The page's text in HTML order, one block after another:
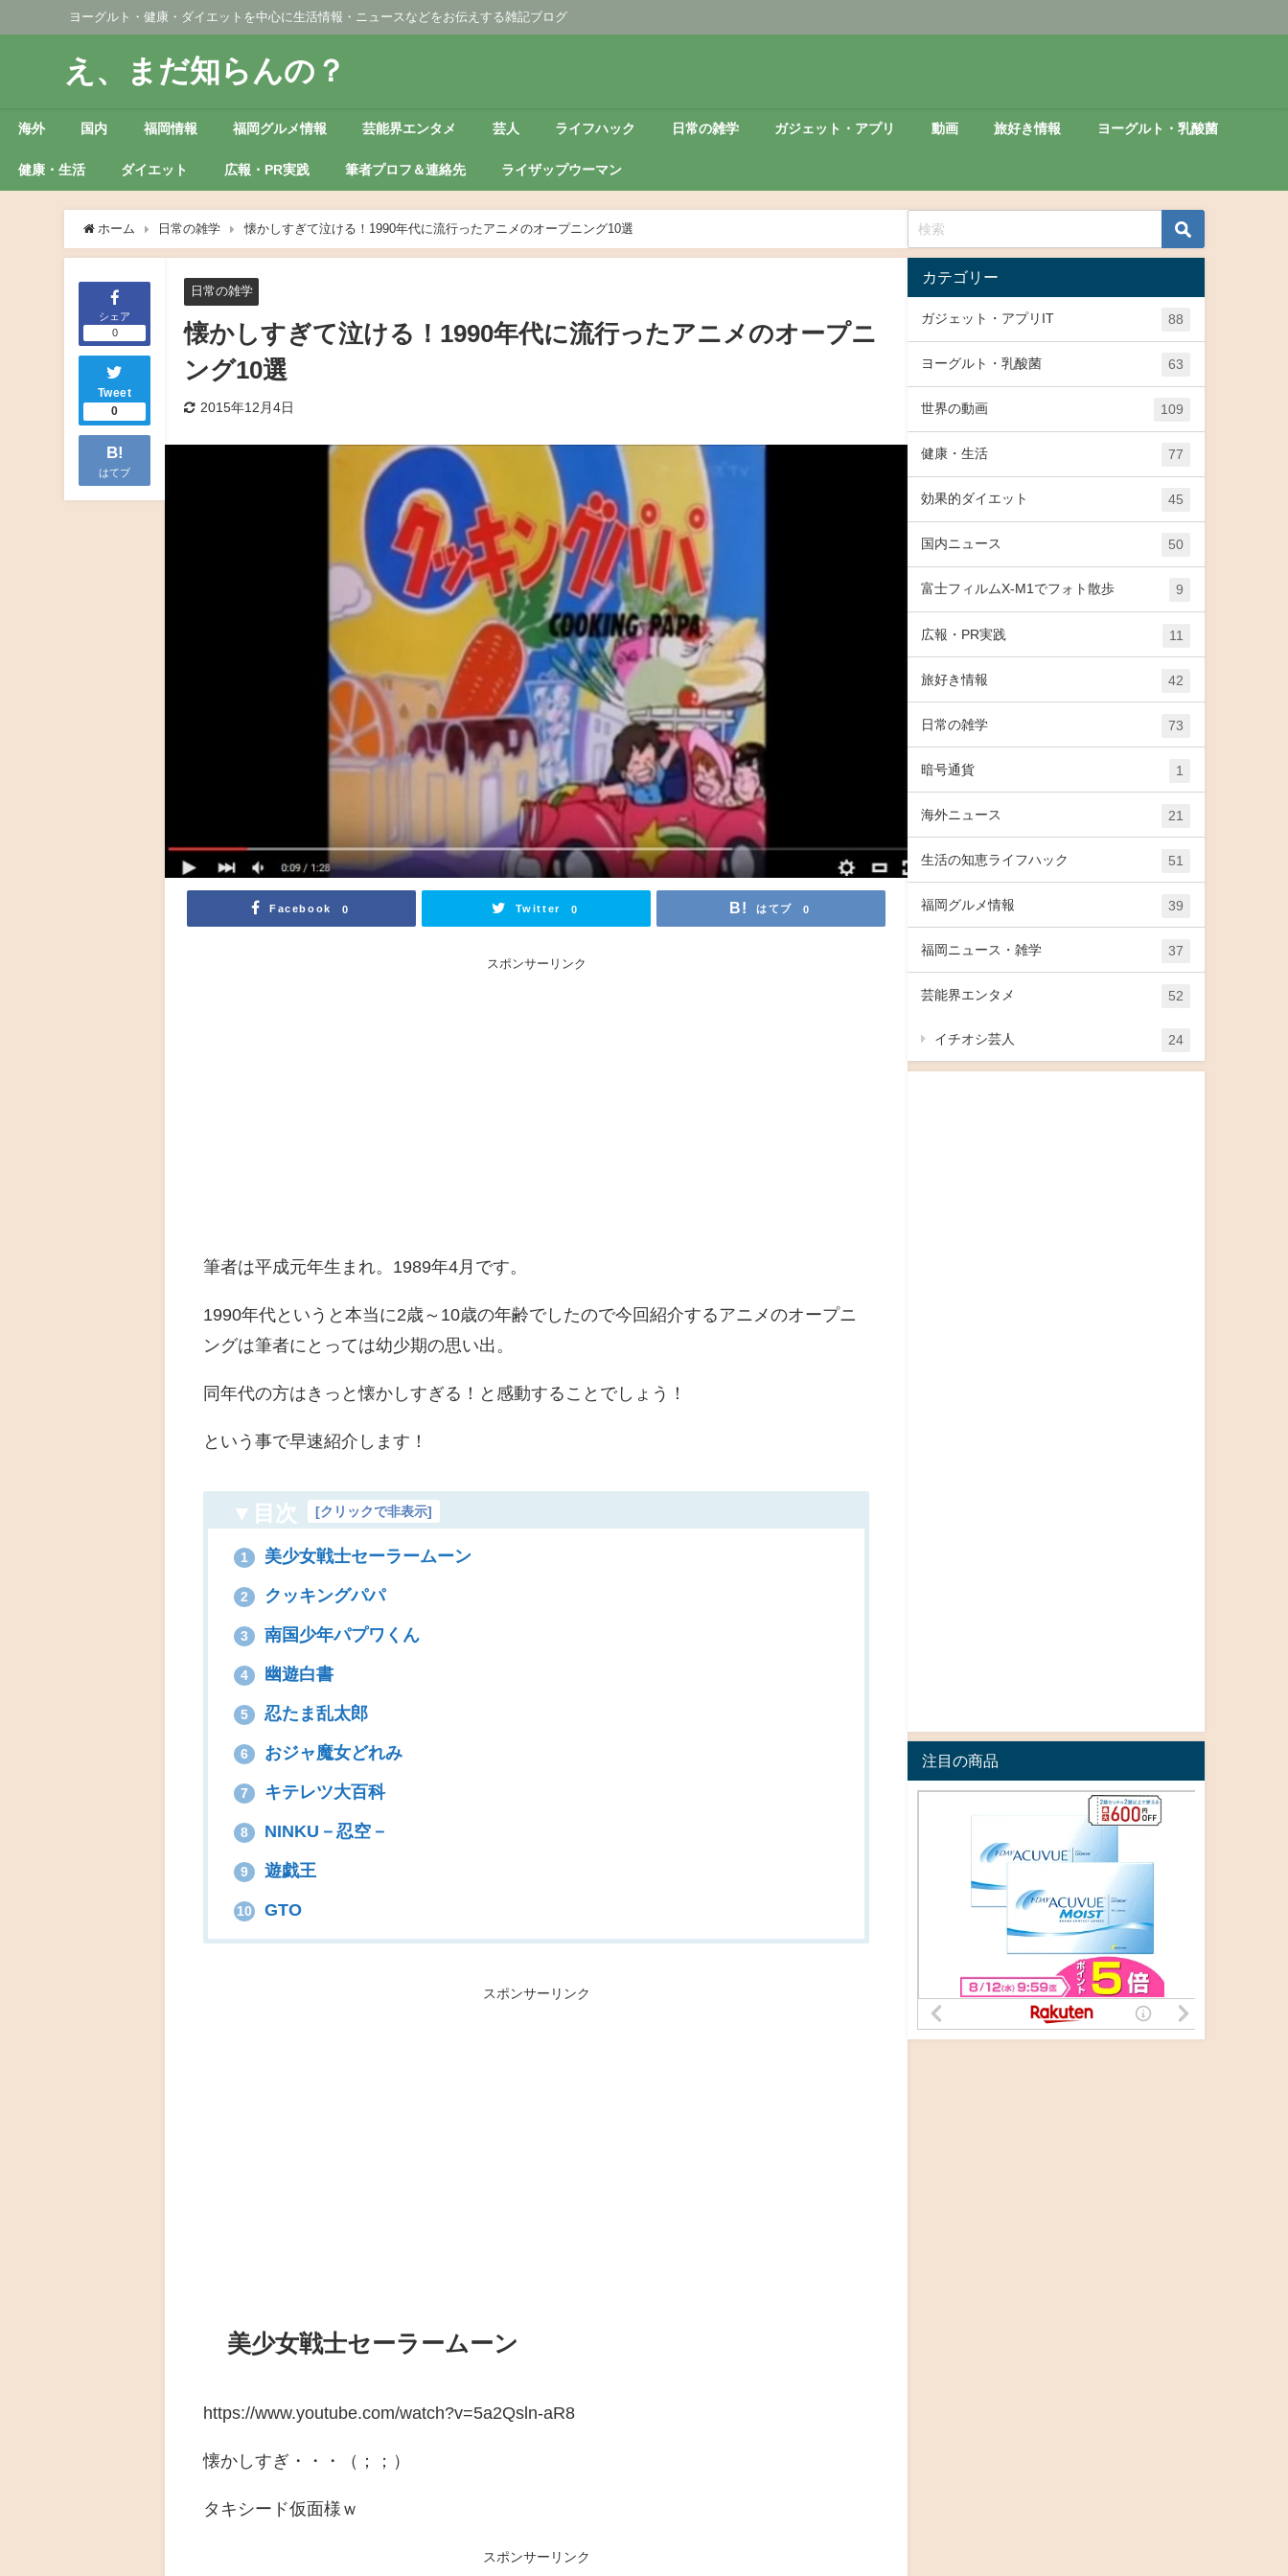
ヨーグルト・健康・ダイエットを中心に生活情報・ニュースなどをお伝えする雑記ブログ
え、まだ知らんの？
海外 国内 福岡情報 福岡グルメ情報 芸能界エンタメ 芸人 ライフハック 日常の雑学 ガジェット・アプリ 動画 旅好き情報 ヨーグルト・乳酸菌
健康・生活 ダイエット 広報・PR実践 筆者プロフ＆連絡先 ライザップウーマン
ホーム 日常の雑学 懐かしすぎて泣ける！1990年代に流行ったアニメのオープニング10選
シェア
0
Tweet
0
B!
はてブ
日常の雑学
懐かしすぎて泣ける！1990年代に流行ったアニメのオープニ
ング10選
2015年12月4日
Facebook 0 Twitter 0 はてブ 0
スポンサーリンク
筆者は平成元年生まれ。1989年4月です。
1990年代というと本当に2歳～10歳の年齢でしたので今回紹介するアニメのオープニ
ングは筆者にとっては幼少期の思い出。
同年代の方はきっと懐かしすぎる！と感動することでしょう！
という事で早速紹介します！
▼目次 [クリックで非表示]
1 美少女戦士セーラームーン
2 クッキングパパ
3 南国少年パプワくん
4 幽遊白書
5 忍たま乱太郎
6 おジャ魔女どれみ
7 キテレツ大百科
8 NINKU－忍空－
9 遊戯王
10 GTO
スポンサーリンク
美少女戦士セーラームーン
https://www.youtube.com/watch?v=5a2Qsln-aR8
懐かしすぎ・・・（；；）
タキシード仮面様ｗ
スポンサーリンク
カテゴリー
ガジェット・アプリIT 88
ヨーグルト・乳酸菌 63
世界の動画 109
健康・生活 77
効果的ダイエット 45
国内ニュース 50
富士フィルムX-M1でフォト散歩 9
広報・PR実践 11
旅好き情報 42
日常の雑学 73
暗号通貨 1
海外ニュース 21
生活の知恵ライフハック 51
福岡グルメ情報 39
福岡ニュース・雑学 37
芸能界エンタメ 52
イチオシ芸人 24
注目の商品